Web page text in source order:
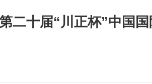
二十届“川正杯”中国